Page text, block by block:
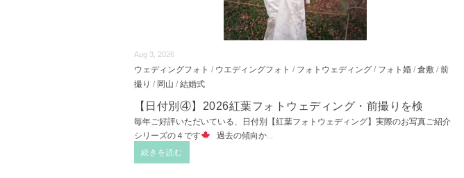
Aug 3, 2026
ウェディングフォト / ウエディングフォト / フォトウェディング/ フォト婚/ 倉敷/ 前
撮り / 岡山 / 結婚式
【日付別④】2026紅葉フォトウェディング・前撮りを検
毎年ご好評いただいている、日付別【紅葉フォトウェディング】実際のお写真ご紹介
シリーズの４です
過去の傾向か...
続きを読む